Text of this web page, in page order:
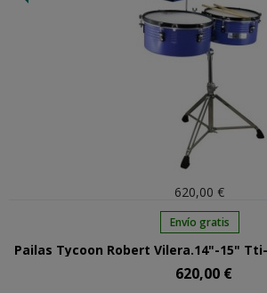
620,00 €
Envío gratis
Pailas Tycoon Robert Vilera.14"-15"
Precio
620,00 €